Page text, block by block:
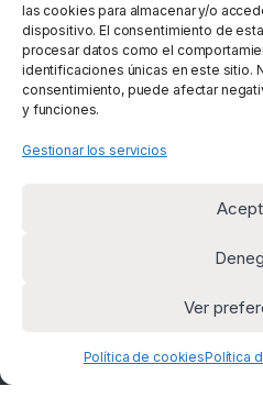
las cookies para almacenar y/o
dispositivo. El consentimiento de
procesar datos como el
identificaciones únicas en este sitio.
consentimiento, puede afectar
y funciones.
Gestionar los servicios
Ver
Política de cookiesPolítica
¿Alguna
+34 669